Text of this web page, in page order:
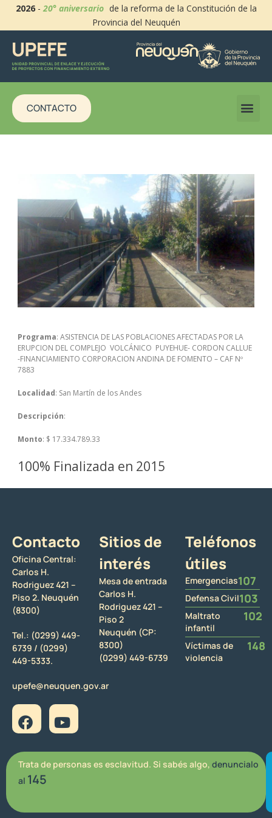
2026-20° aniversario de la reforma de la Constitución de la
Provincia del Neuquén
CONTACTO
Programa: ASISTENCIA DE LAS POBLACIONES AFECTADAS POR LA
ERUPCION DEL COMPLEJO VOLCÁNICO PUYEHUE- CORDON CALLUE
-FINANCIAMIENTO CORPORACION ANDINA DE FOMENTO – CAF Nº
7883
Localidad: San Martín de los Andes
Descripción:
Monto: $ 17.334.789.33
100% Finalizada en 2015
Contacto
Oficina Central:
Carlos H.
Rodriguez 421 –
Piso 2. Neuquén
(8300)
Tel.: (0299) 449-
6739 / (0299)
449-5333.
upefe@neuquen.gov.ar
Sitios de
interés
Mesa de entrada
Carlos H.
Rodriguez 421 –
Piso 2
Neuquén (CP:
8300)
(0299) 449-6739
Teléfonos
útiles
Emergencias107
Defensa Civil103
Maltrato
infantil
102
Víctimas de
violencia
148
Trata de personas es esclavitud. Si sabés algo, denuncialo
al 145